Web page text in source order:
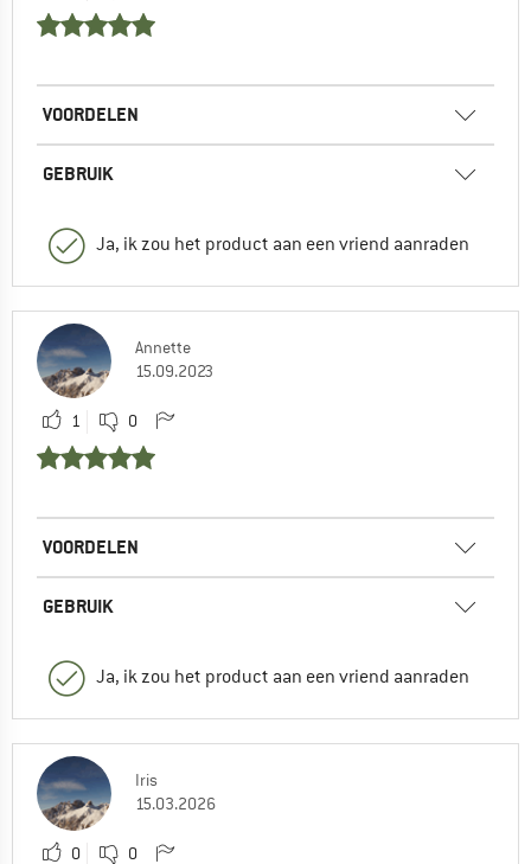
VOORDELEN
GEBRUIK
Ja, ik zou het product aan een vriend aanraden
Annette
15.09.2023
1 0
VOORDELEN
GEBRUIK
Ja, ik zou het product aan een vriend aanraden
Iris
15.03.2026
0 0